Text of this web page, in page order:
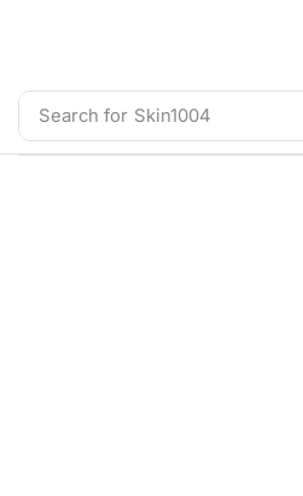
Search for Skin1004